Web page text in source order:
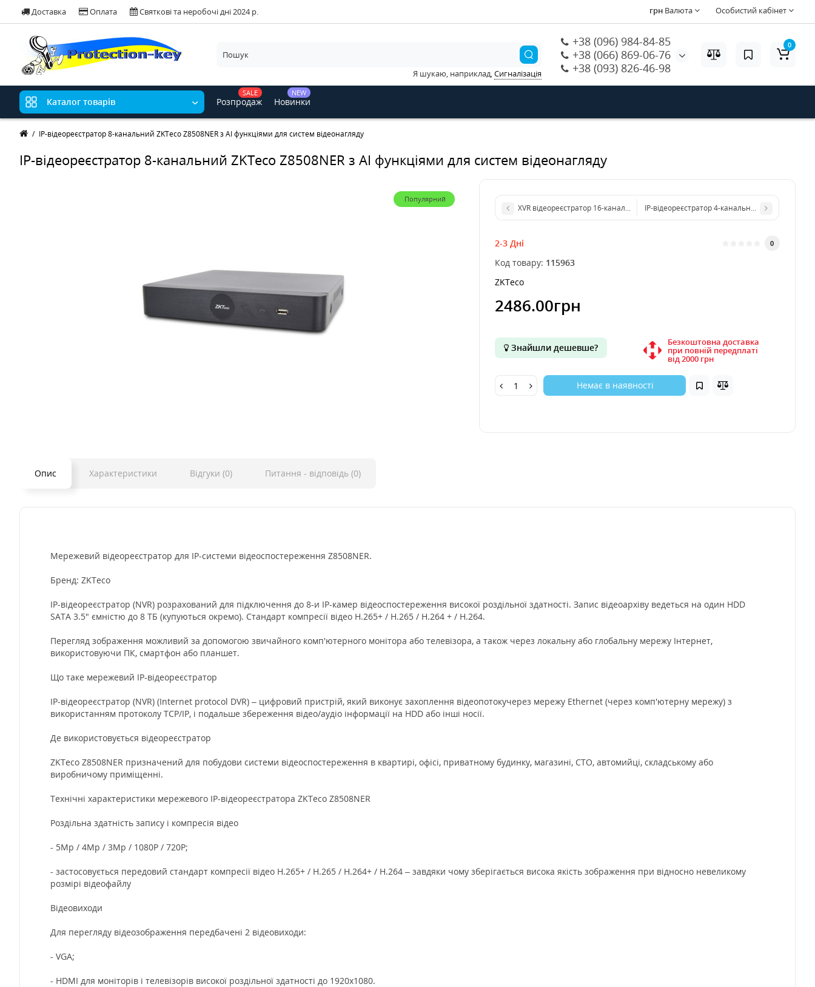
Доставка Оплата Святкові та неробочі дні 2024 р. Особистий кабінет
грн Валюта
+38 (096) 984-84-85
+38 (066) 869-06-76
+38 (093) 826-46-98
Я шукаю, наприклад,Сигналізація
0
Каталог товарів
SALE
Розпродаж
NEW
Новинки
IP-відеореєстратор 8-канальний ZKTeco Z8508NER з AI функціями для систем відеонагляду
IP-відеореєстратор 8-канальний ZKTeco Z8508NER з AI функціями для систем відеонагляду
Популярний
XVR відеореєстратор 16-канальний ATIS XVR 3116 для систем відеонагляду
IP-відеореєстратор 4-канальний ZKTeco
2-3 Дні 0
Код товару: 115963
ZKTeco
2486.00грн
Знайшли дешевше? Безкоштовна доставка
при повній передплаті
вiд 2000 грн
Немає в наявності
Опис Характеристики Відгуки (0) Питання - відповідь (0)
Мережевий відеореєстратор для IP-системи відеоспостереження Z8508NER.
Бренд: ZKTeco
IP-відеореєстратор (NVR) розрахований для підключення до 8-и IP-камер відеоспостереження високої роздільної здатності. Запис відеоархіву ведеться на один HDD
SATA 3.5" ємністю до 8 ТБ (купуються окремо). Стандарт компресії відео H.265+ / H.265 / H.264 + / H.264.
Перегляд зображення можливий за допомогою звичайного комп'ютерного монітора або телевізора, а також через локальну або глобальну мережу Інтернет,
використовуючи ПК, смартфон або планшет.
Що таке мережевий IP-відеореєстратор
IP-відеореєстратор (NVR) (Internet protocol DVR) – цифровий пристрій, який виконує захоплення відеопотокучерез мережу Ethernet (через комп'ютерну мережу) з
використанням протоколу TCP/IP, і подальше збереження відео/аудіо інформації на HDD або інші носії.
Де використовується відеореєстратор
ZKTeco Z8508NER призначений для побудови системи відеоспостереження в квартирі, офісі, приватному будинку, магазині, СТО, автомийці, складському або
виробничому приміщенні.
Технічні характеристики мережевого IP-відеореєстратора ZKTeco Z8508NER
Роздільна здатність запису і компресія відео
- 5Mp / 4Mp / 3Mp / 1080P / 720P;
- застосовується передовий стандарт компресії відео H.265+ / H.265 / H.264+ / H.264 – завдяки чому зберігається висока якість зображення при відносно невеликому
розмірі відеофайлу
Відеовиходи
Для перегляду відеозображення передбачені 2 відеовиходи:
- VGA;
- HDMI для моніторів і телевізорів високої роздільної здатності до 1920x1080.